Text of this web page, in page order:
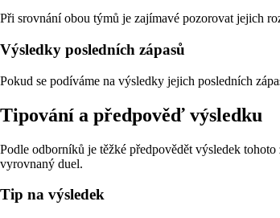
Při srovnání obou týmů je zajímavé pozorovat jejich
Výsledky posledních zápasů
Pokud se podíváme na výsledky jejich posledních
Tipování a předpověď výsledku
Podle odborníků je těžké předpovědět výsledek
vyrovnaný duel.
Tip na výsledek